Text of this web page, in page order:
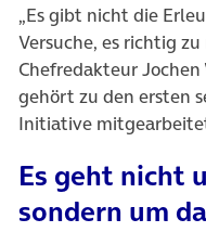
„Es gibt nicht die
Versuche, es richtig
Chefredakteur
gehört zu den ersten
Initiative
Es geht nicht
sondern um